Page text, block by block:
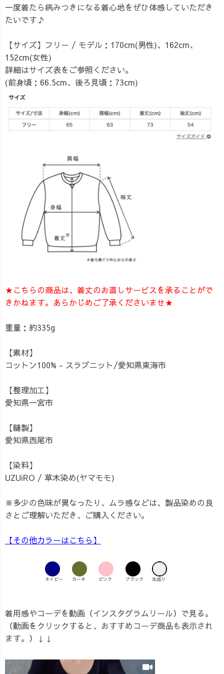
一度着たら病みつきになる着心地をぜひ体感していただき
たいです♪
【サイズ】 フリー / モデル：170cm(男性)、162cm、
152cm(女性)
詳細はサイズ表をご参照ください。
(前身頃：66.5cm、後ろ見頃：73cm)
★こちらの商品は、着丈のお直しサービスを承ることがで
きかねます。あらかじめご了承くださいませ★
重量：約335g
【素材】
コットン100% - スラブニット/愛知県東海市
【整理加工】
愛知県一宮市
【縫製】
愛知県西尾市
【染料】
UZUiRO / 草木染め(ヤマモモ)
※多少の色味が異なったり、ムラ感などは、製品染めの良
さとご理解いただき、ご購入ください。
【その他カラーはこちら】
ネイビー カーキ ピンク ブラック 生成り
着用感やコーデを動画（インスタグラムリール）で見る。
（動画をクリックすると、おすすめコーデ商品も表示され
ます。）↓↓